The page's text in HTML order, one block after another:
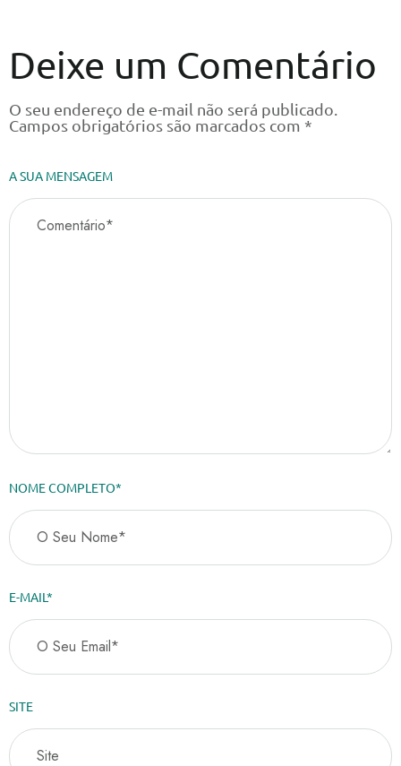
Deixe um Comentário
O seu endereço de e-mail não será publicado.
Campos obrigatórios são marcados com *
A SUA MENSAGEM
NOME COMPLETO*
E-MAIL*
SITE